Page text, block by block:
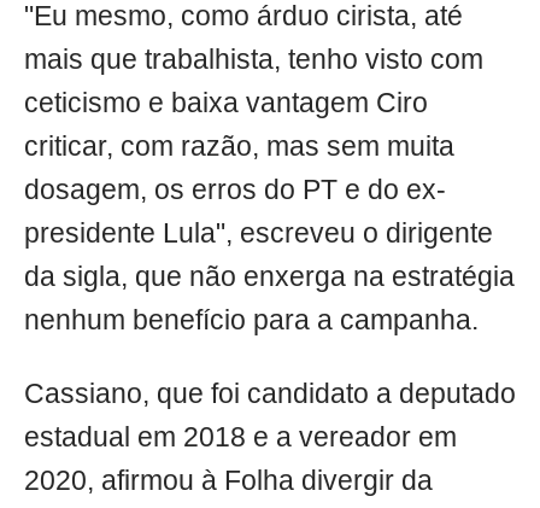
"Eu mesmo, como árduo cirista, até
mais que trabalhista, tenho visto com
ceticismo e baixa vantagem Ciro
criticar, com razão, mas sem muita
dosagem, os erros do PT e do ex-
presidente Lula", escreveu o dirigente
da sigla, que não enxerga na estratégia
nenhum benefício para a campanha.
Cassiano, que foi candidato a deputado
estadual em 2018 e a vereador em
2020, afirmou à Folha divergir da